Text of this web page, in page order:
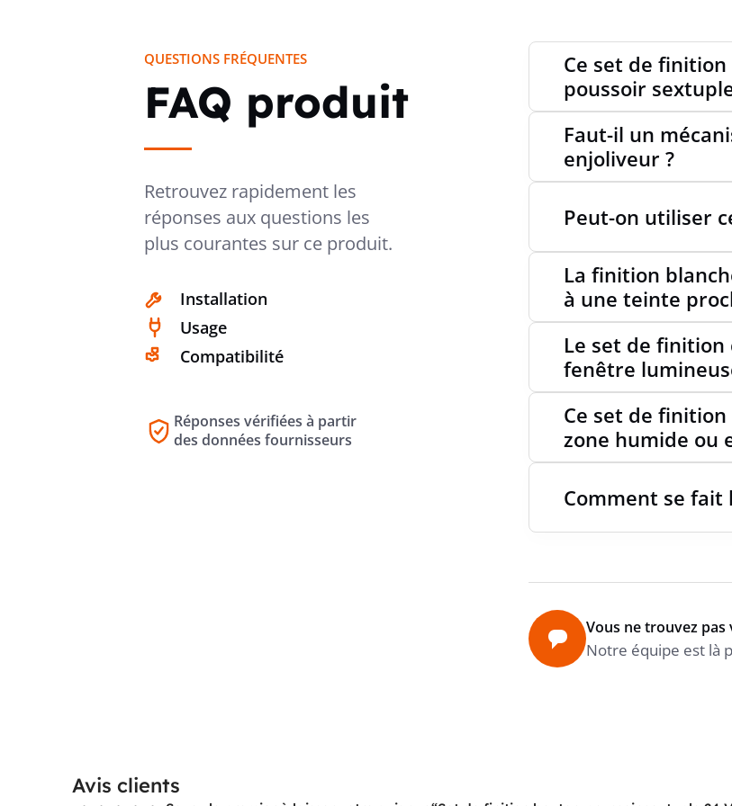
QUESTIONS FRÉQUENTES
FAQ produit
Retrouvez rapidement les
réponses aux questions les
plus courantes sur ce produit.
Installation
Usage
Compatibilité
Réponses vérifiées à partir
des données fournisseurs
Ce set de
poussoir
Faut-il un
enjoliveur ?
Peut-on utiliser
La finition
à une teinte
Le set de
fenêtre
Ce set de
zone humide ou
Comment se fait
Vous ne trouvez pas
Notre équipe est là
Avis clients